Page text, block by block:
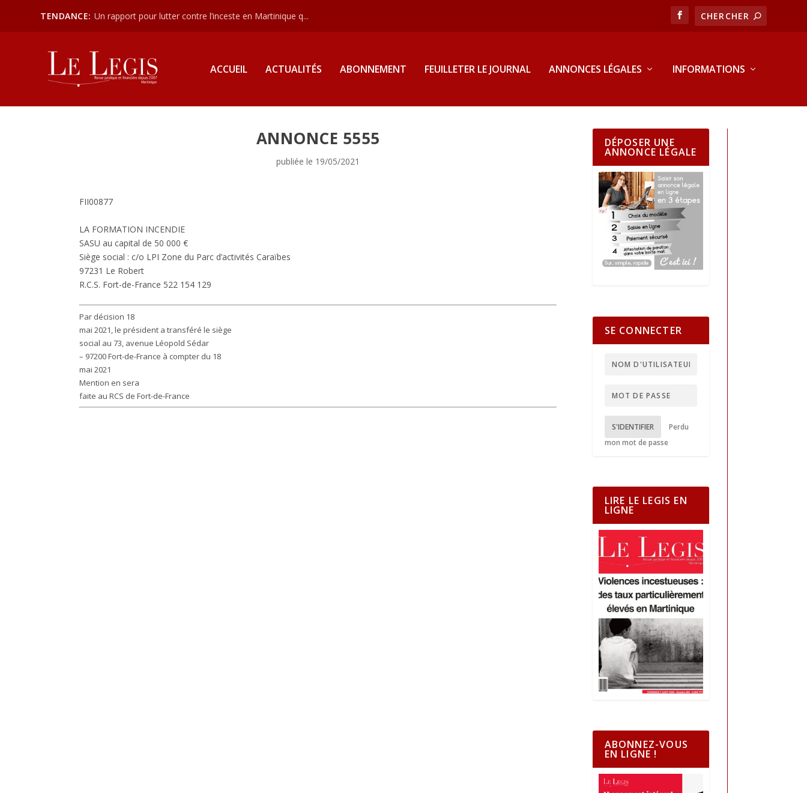
TENDANCE: Un rapport pour lutter contre l’inceste en Martinique q...
ACCUEIL ACTUALITÉS ABONNEMENT FEUILLETER LE JOURNAL ANNONCES LÉGALES INFORMATIONS
ANNONCE 5555
publiée le 19/05/2021
FII00877
LA FORMATION INCENDIE
SASU au capital de 50 000 €
Siège social : c/o LPI Zone du Parc d’activités Caraïbes
97231 Le Robert
R.C.S. Fort-de-France 522 154 129
Par décision 18
mai 2021, le président a transféré le siège
social au 73, avenue Léopold Sédar
– 97200 Fort-de-France à compter du 18
mai 2021
Mention en sera
faite au RCS de Fort-de-France
DÉPOSER UNE
ANNONCE LÉGALE
SE CONNECTER
S'IDENTIFIER
Perdu
mon mot de passe
LIRE LE LEGIS EN
LIGNE
ABONNEZ-VOUS
EN LIGNE !